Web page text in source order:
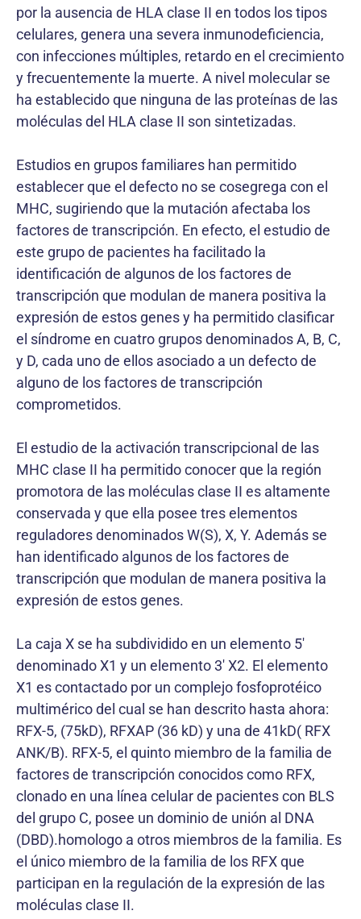
por la ausencia de HLA clase II en todos los tipos
celulares, genera una severa inmunodeficiencia,
con infecciones múltiples, retardo en el crecimiento
y frecuentemente la muerte. A nivel molecular se
ha establecido que ninguna de las proteínas de las
moléculas del HLA clase II son sintetizadas.
Estudios en grupos familiares han permitido
establecer que el defecto no se cosegrega con el
MHC, sugiriendo que la mutación afectaba los
factores de transcripción. En efecto, el estudio de
este grupo de pacientes ha facilitado la
identificación de algunos de los factores de
transcripción que modulan de manera positiva la
expresión de estos genes y ha permitido clasificar
el síndrome en cuatro grupos denominados A, B, C,
y D, cada uno de ellos asociado a un defecto de
alguno de los factores de transcripción
comprometidos.
El estudio de la activación transcripcional de las
MHC clase II ha permitido conocer que la región
promotora de las moléculas clase II es altamente
conservada y que ella posee tres elementos
reguladores denominados W(S), X, Y. Además se
han identificado algunos de los factores de
transcripción que modulan de manera positiva la
expresión de estos genes.
La caja X se ha subdividido en un elemento 5′
denominado X1 y un elemento 3′ X2. El elemento
X1 es contactado por un complejo fosfoprotéico
multimérico del cual se han descrito hasta ahora:
RFX-5, (75kD), RFXAP (36 kD) y una de 41kD( RFX
ANK/B). RFX-5, el quinto miembro de la familia de
factores de transcripción conocidos como RFX,
clonado en una línea celular de pacientes con BLS
del grupo C, posee un dominio de unión al DNA
(DBD).homologo a otros miembros de la familia. Es
el único miembro de la familia de los RFX que
participan en la regulación de la expresión de las
moléculas clase II.